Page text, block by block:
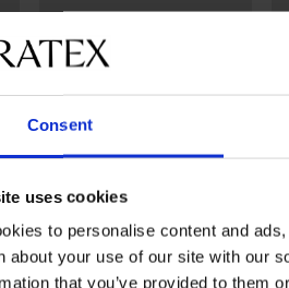
Consent
uses cookies
to personalise content and
about your use of our site with our
that you’ve provided to them
Rabatt -60%
Strandtunika Ima Short
47,99 €